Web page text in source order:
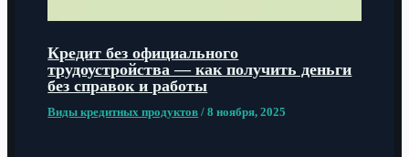
Кредит без официального
трудоустройства — как получить деньги
без справок и работы
Виды кредитных продуктов /8 ноября, 2025